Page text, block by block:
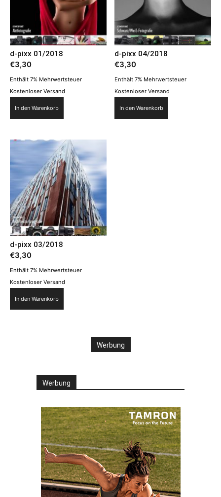
d-pixx 01/2018
€3,30
Enthält 7% Mehrwertsteuer
Kostenloser Versand
In den Warenkorb
d-pixx 04/2018
€3,30
Enthält 7% Mehrwertsteuer
Kostenloser Versand
In den Warenkorb
d-pixx 03/2018
€3,30
Enthält 7% Mehrwertsteuer
Kostenloser Versand
In den Warenkorb
Werbung
Werbung